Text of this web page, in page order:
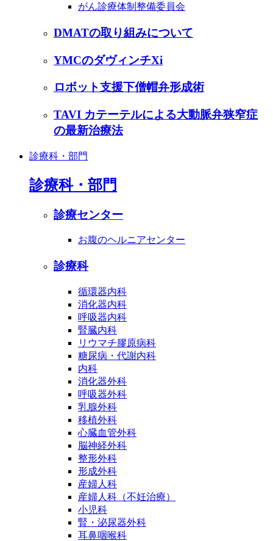
がん診療体制整備委員会
DMATの取り組みについて
YMCのダヴィンチXi
ロボット支援下僧帽弁形成術
TAVI カテーテルによる大動脈弁狭窄症
の最新治療法
診療科・部門
診療科・部門
診療センター
お腹のヘルニアセンター
診療科
循環器内科
消化器内科
呼吸器内科
腎臓内科
リウマチ膠原病科
糖尿病・代謝内科
内科
消化器外科
呼吸器外科
乳腺外科
移植外科
心臓血管外科
脳神経外科
整形外科
形成外科
産婦人科
産婦人科（不妊治療）
小児科
腎・泌尿器外科
耳鼻咽喉科